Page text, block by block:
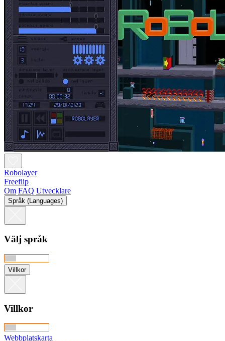
Robolayer
Freeflip
Om FAQ Utvecklare
Språk (Languages)
Välj språk
Villkor
Villkor
Webbplatskarta